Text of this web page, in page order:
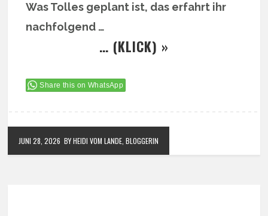
Was Tolles geplant ist, das erfahrt ihr
nachfolgend …
… (KLICK) »
Share this on WhatsApp
JUNI 28, 2026 BY HEIDI VOM LANDE, BLOGGERIN